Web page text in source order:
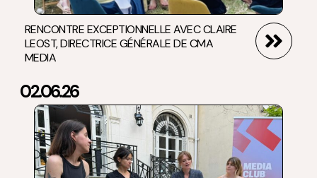
RENCONTRE EXCEPTIONNELLE AVEC CLAIRE
LEOST, DIRECTRICE GÉNÉRALE DE CMA
MEDIA
02.06.26